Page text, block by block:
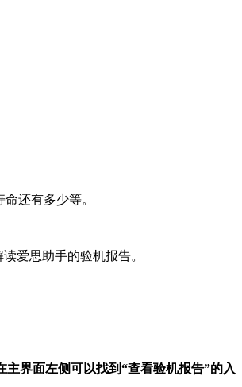
还有多少等。
爱思助手的验机报告。
主界面左侧可以找到“查看验机报告”的入